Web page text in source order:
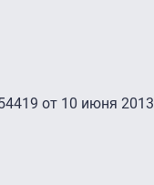
от 10 июня 2013